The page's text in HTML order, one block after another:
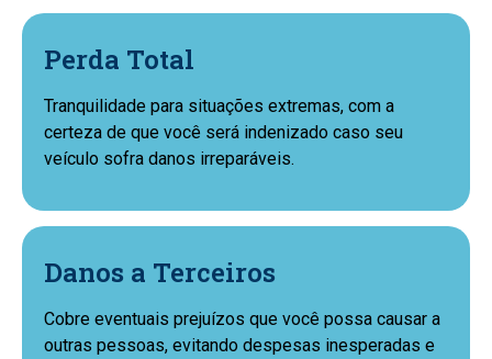
Perda Total
Tranquilidade para situações extremas, com a
certeza de que você será indenizado caso seu
veículo sofra danos irreparáveis.
Danos a Terceiros
Cobre eventuais prejuízos que você possa causar a
outras pessoas, evitando despesas inesperadas e